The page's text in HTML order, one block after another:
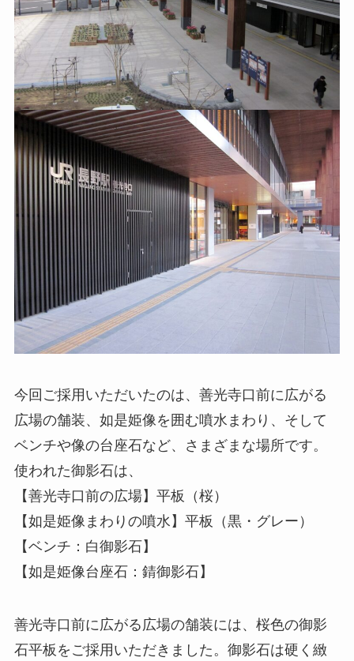
今回ご採用いただいたのは、善光寺口前に広がる
広場の舗装、如是姫像を囲む噴水まわり、そして
ベンチや像の台座石など、さまざまな場所です。
使われた御影石は、
【善光寺口前の広場】平板（桜）
【如是姫像まわりの噴水】平板（黒・グレー）
【ベンチ：白御影石】
【如是姫像台座石：錆御影石】
善光寺口前に広がる広場の舗装には、桜色の御影
石平板をご採用いただきました。御影石は硬く緻